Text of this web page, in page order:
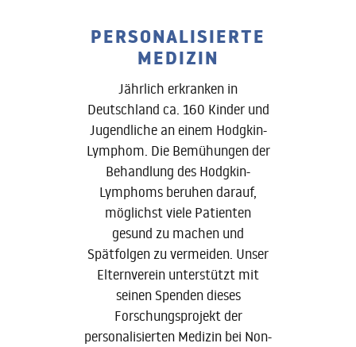
PERSONALISIERTE
MEDIZIN
Jährlich erkranken in
Deutschland ca. 160 Kinder und
Jugendliche an einem Hodgkin-
Lymphom. Die Bemühungen der
Behandlung des Hodgkin-
Lymphoms beruhen darauf,
möglichst viele Patienten
gesund zu machen und
Spätfolgen zu vermeiden. Unser
Elternverein unterstützt mit
seinen Spenden dieses
Forschungsprojekt der
personalisierten Medizin bei Non-